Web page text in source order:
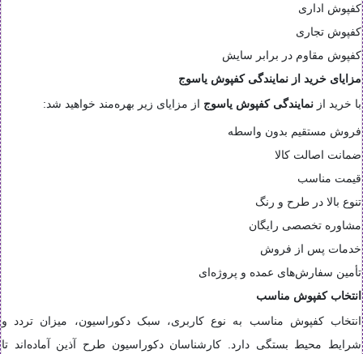
کفپوش اداری
کفپوش تجاری
کفپوش مقاوم در برابر سایش
مزایای خرید از نمایندگی کفپوش یاسوج
با خرید از نمایندگی کفپوش یاسوج از مزایای زیر بهره‌مند خواهید شد:
فروش مستقیم بدون واسطه
ضمانت اصالت کالا
قیمت مناسب
تنوع بالا در طرح و رنگ
مشاوره تخصصی رایگان
خدمات پس از فروش
تأمین سفارش‌های عمده و پروژه‌ای
انتخاب کفپوش مناسب
انتخاب کفپوش مناسب به نوع کاربری، سبک دکوراسیون، میزان تردد و
شرایط محیط بستگی دارد. کارشناسان دکوراسیون طرح آذین آماده‌اند تا